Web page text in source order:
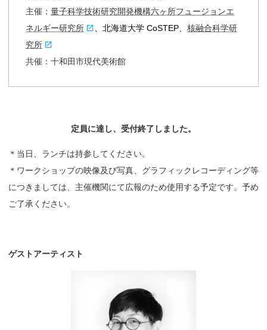
主催： 量子科学技術研究開発機構六ヶ所フュージョンエ
ネルギー研究所 、北海道大学 CoSTEP、 核融合科学研
究所
共催：十和田市現代美術館
定員に達し、 受付終了しました。
＊当日、ランチは持参してください。
＊ワークショップの映像及び写真、グラフィックレコーディング等
につきましては、主催機関にて広報のため使用する予定です。予め
ご了承ください。
ゲストアーティスト